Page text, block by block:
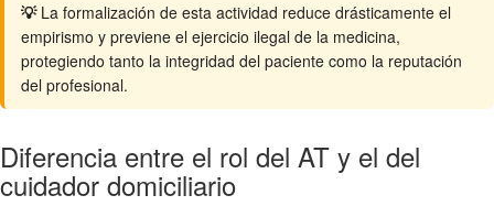
💡 La formalización de esta actividad reduce drásticamente el
empirismo y previene el ejercicio ilegal de la medicina,
protegiendo tanto la integridad del paciente como la reputación
del profesional.
Diferencia entre el rol del AT y el del
cuidador domiciliario